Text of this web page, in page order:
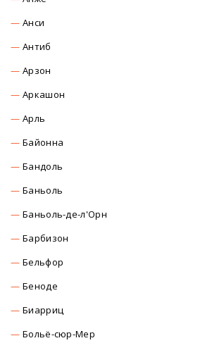
Анси
Антиб
Арзон
Аркашон
Арль
Байонна
Бандоль
Баньоль
Баньоль-де-л'Орн
Барбизон
Бельфор
Беноде
Биарриц
Больё-сюр-Мер